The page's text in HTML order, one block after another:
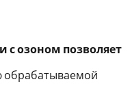
с озоном позволяет
обрабатываемой